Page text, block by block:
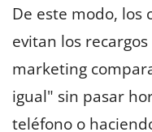
De este modo, los
evitan los
marketing
igual" sin pasar
teléfono o